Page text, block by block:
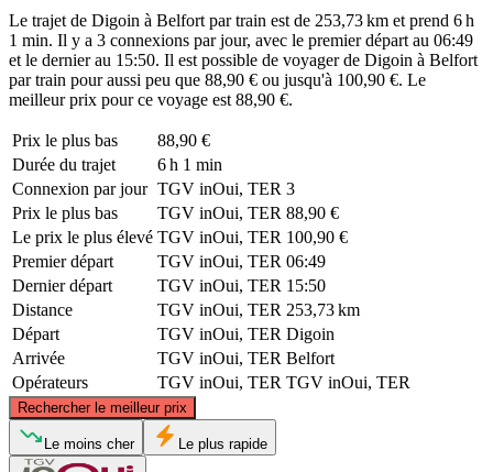
Le trajet de Digoin à Belfort par train est de 253,73 km et prend 6 h
1 min. Il y a 3 connexions par jour, avec le premier départ au 06:49
et le dernier au 15:50. Il est possible de voyager de Digoin à Belfort
par train pour aussi peu que 88,90 € ou jusqu'à 100,90 €. Le
meilleur prix pour ce voyage est 88,90 €.
Prix ​​le plus bas
88,90 €
Durée du trajet
6 h 1 min
Connexion par jour TGV inOui, TER 3
Prix ​​le plus bas
TGV inOui, TER 88,90 €
Le prix le plus élevé TGV inOui, TER 100,90 €
Premier départ
TGV inOui, TER 06:49
Dernier départ
TGV inOui, TER 15:50
Distance
TGV inOui, TER 253,73 km
Départ
TGV inOui, TER Digoin
Arrivée
TGV inOui, TER Belfort
Opérateurs
TGV inOui, TER TGV inOui, TER
Rechercher le meilleur prix
©CARTO, © OpenStreetMapcontributors
Le moins cher Le plus rapide